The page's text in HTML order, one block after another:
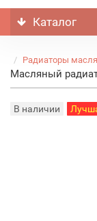
Каталог
Радиаторы
Масляный
В наличии